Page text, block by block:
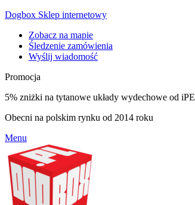
Dogbox Sklep internetowy
Zobacz na mapie
Śledzenie zamówienia
Wyślij wiadomość
Promocja
5% zniżki na tytanowe układy wydechowe od iPE
Obecni na polskim rynku od 2014 roku
Menu